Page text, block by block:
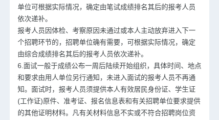
单位可根据实际情况，确定由笔试成绩排名其后的报考人员
依次递补。
报考人员因体检、考察原因未通过或本人主动放弃进入下一
个招聘环节的，招聘单位确有需要，可根据实际情况，确定
由综合成绩排名其后的报考人员依次递补。
6.面试一般于成绩公布一周后陆续开始组织，具体时间、地点
和要求由用人单位另行通知，未进入面试的报考人员不再通
知。面试时，报考人员须提供本人有效居民身份证、学生证
(工作证)原件、准考证、报名信息表和有关招聘单位要求提供
的其他证明材料。凡有关材料信息不实或不符合招聘岗位资